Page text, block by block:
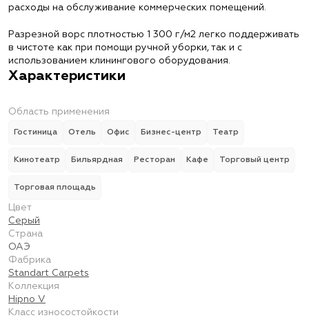
расходы на обслуживание коммерческих помещений.
Разрезной ворс плотностью 1 300 г/м2 легко поддерживать
в чистоте как при помощи ручной уборки, так и с
использованием клинингового оборудования.
Характеристики
Область применения
Гостиница Отель Офис Бизнес-центр Театр
Кинотеатр Бильярдная Ресторан Кафе Торговый центр
Торговая площадь
Цвет
Серый
Страна
ОАЭ
Фабрика
Standart Carpets
Коллекция
Hipno V
Класс износостойкости